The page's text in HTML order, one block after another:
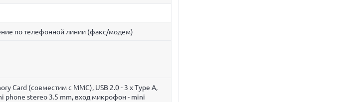
по телефонной линии (факс/модем)
Card (совместим с MMC), USB 2.0 - 3 x Type A,
phone stereo 3.5 mm, вход микрофон - mini